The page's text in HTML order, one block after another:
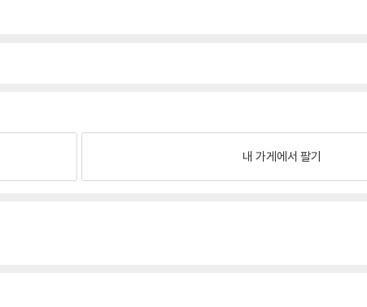
내 가게에서 팔기